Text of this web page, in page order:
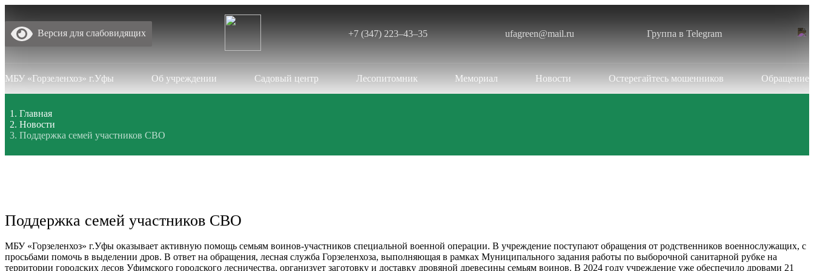
Версия для слабовидящих +7 (347) 223‒43‒35 ufagreen@mail.ru Группа в Telegram
МБУ «Горзеленхоз» г.Уфы Об учреждении Садовый центр Лесопитомник Мемориал Новости Остерегайтесь мошенников Обращение
Главная
Новости
Поддержка семей участников СВО
Поддержка семей участников СВО
МБУ «Горзеленхоз» г.Уфы оказывает активную помощь семьям воинов-участников специальной военной операции. В учреждение поступают обращения от родственников военнослужащих, с
просьбами помочь в выделении дров. В ответ на обращения, лесная служба Горзеленхоза, выполняющая в рамках Муниципального задания работы по выборочной санитарной рубке на
территории городских лесов Уфимского городского лесничества, организует заготовку и доставку дровяной древесины семьям воинов. В 2024 году учреждение уже обеспечило дровами 21